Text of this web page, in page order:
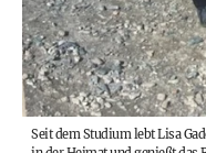
Seit dem Studium lebt Lisa